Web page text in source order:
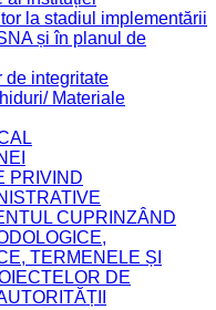
la stadiul implementării
și în planul de
de integritate
Materiale
PRIVIND
CUPRINZÂND
TERMENELE ȘI
DE